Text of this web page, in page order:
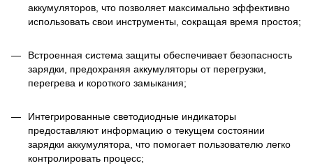
аккумуляторов, что позволяет максимально эффективно
использовать свои инструменты, сокращая время простоя;
Встроенная система защиты обеспечивает безопасность
зарядки, предохраняя аккумуляторы от перегрузки,
перегрева и короткого замыкания;
Интегрированные светодиодные индикаторы
предоставляют информацию о текущем состоянии
зарядки аккумулятора, что помогает пользователю легко
контролировать процесс;